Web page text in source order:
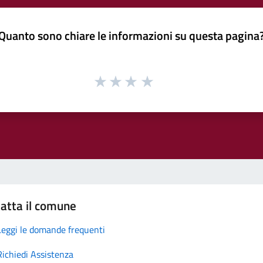
sono chiare le informazioni su questa
il comune
le domande frequenti
Assistenza